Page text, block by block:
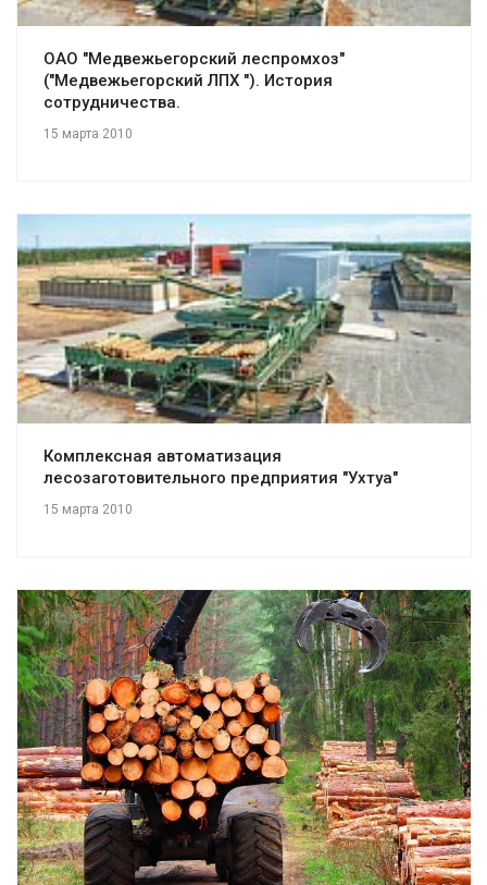
ОАО "Медвежьегорский леспромхоз"
("Медвежьегорский ЛПХ "). История
сотрудничества.
15 марта 2010
Смотреть проект
Комплексная автоматизация
лесозаготовительного предприятия "Ухтуа"
15 марта 2010
Смотреть проект